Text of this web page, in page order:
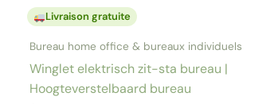
Livraison gratuite
Bureau home office & bureaux individuels
Winglet elektrisch zit-sta bureau |
Hoogteverstelbaard bureau